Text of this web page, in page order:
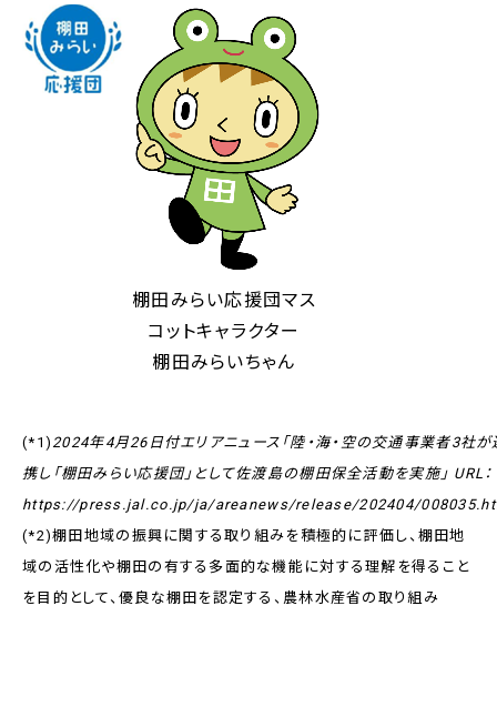
棚田みらい応援団マス
コットキャラクター
棚田みらいちゃん
(*1) 2024年4月26日付エリアニュース「陸・海・空の交通事業者3社が
携し「棚田みらい応援団」として佐渡島の棚田保全活動を実施」 URL：
https://press.jal.co.jp/ja/areanews/release/202404/
(*2)棚田地域の振興に関する取り組みを積極的に評価し、棚田地
域の活性化や棚田の有する多面的な機能に対する理解を得ること
を目的として、優良な棚田を認定する、農林水産省の取り組み